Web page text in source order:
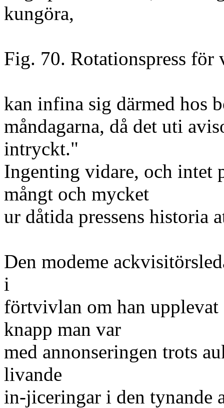
kungöra,
Fig. 70. Rotationspress för
kan infina sig därmed hos
måndagarna, då det uti
intryckt."
Ingenting vidare, och intet
mångt och mycket
ur dåtida pressens historia
Den modeme
i
förtvivlan om han
knapp man var
med annonseringen trots
livande
in-jiceringar i den tynande